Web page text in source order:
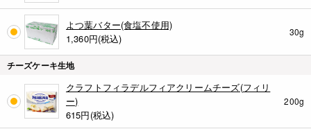
よつ葉バター(食塩不使用)
1,360円(税込)
30g
チーズケーキ生地
クラフトフィラデルフィアクリームチーズ(フィリ
ー)
615円(税込)
200g